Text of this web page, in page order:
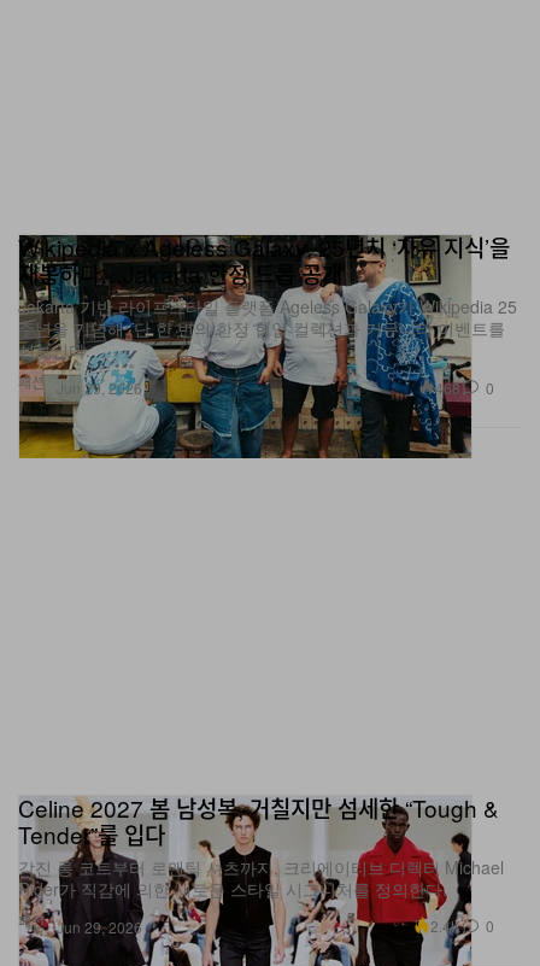
패션
Wikipedia x Ageless Galaxy, 25년치 ‘자유 지식’을
재봉하다…Jakarta 한정 드롭 공개
Jakarta 기반 라이프스타일 플랫폼 Ageless Galaxy가 Wikipedia 25
주년을 기념해, 단 한 번의 한정 협업 컬렉션과 커뮤니티 이벤트를
선보인다.
Jun 29, 2026 468 0
패션
Celine 2027 봄 남성복, 거칠지만 섬세한 “Tough &
Tender”를 입다
각진 롱 코트부터 로맨틱 셔츠까지, 크리에이티브 디렉터 Michael
Rider가 직감에 의한 새로운 스타일 시그니처를 정의한다.
Jun 29, 2026 2.4K 0